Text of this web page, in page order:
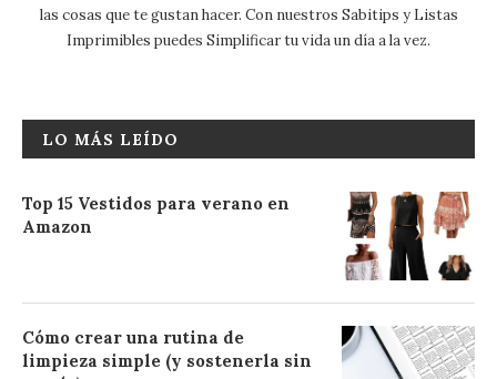
las cosas que te gustan hacer. Con nuestros Sabitips y Listas
Imprimibles puedes Simplificar tu vida un día a la vez.
LO MÁS LEÍDO
Top 15 Vestidos para verano en
Amazon
Cómo crear una rutina de
limpieza simple (y sostenerla sin